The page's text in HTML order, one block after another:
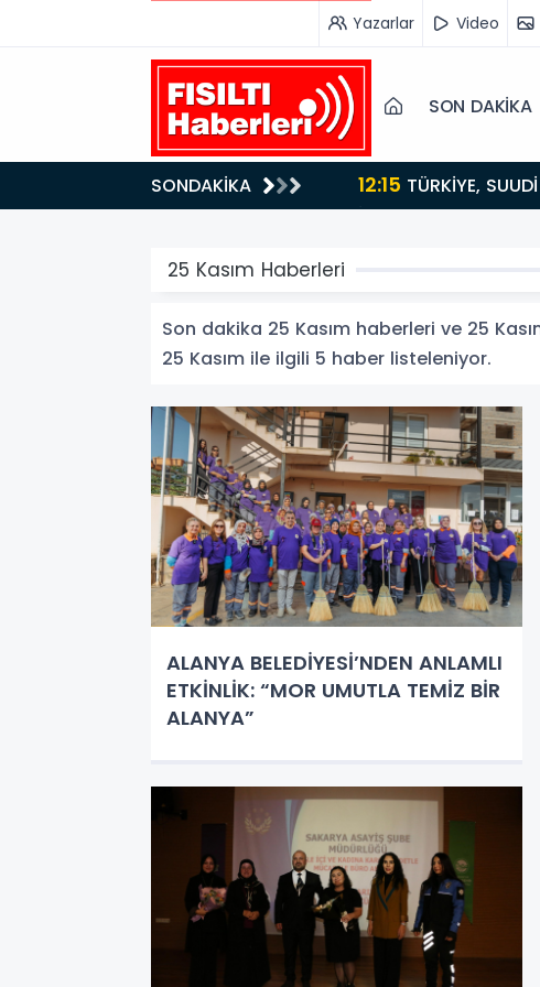
Yazarlar Video
SON DAKİKA
SONDAKİKA 12:15
İMZALANDI!
25 Kasım Haberleri
Son dakika 25 Kasım haberleri ve 25
25 Kasım ile ilgili 5 haber listeleniyor.
ALANYA BELEDİYESİ’NDEN ANLAMLI
ETKİNLİK: “MOR UMUTLA TEMİZ BİR
ALANYA”